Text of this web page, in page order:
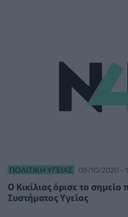
ΠΟΛΙΤΙΚΉ ΥΓΕΊΑΣ 09/10/2020 -
Ο Κικίλιας όρισε το σημείο
Συστήματος Υγείας